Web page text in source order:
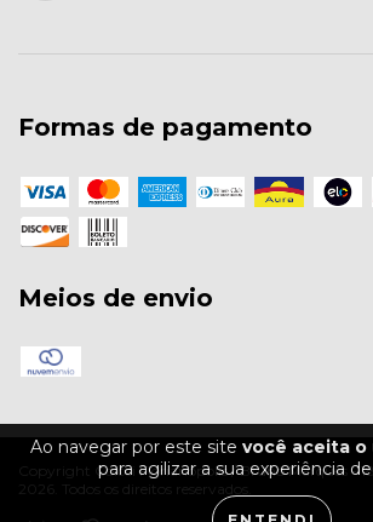
Ao navegar por este site você aceita o
para agilizar a sua experiência
Formas de pagamento
Meios de envio
Copyright Colcci Florianópolis / Bruno Marques -
2026. Todos os direitos reservados.